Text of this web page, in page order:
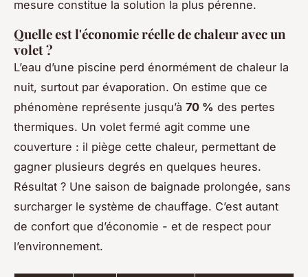
mesure constitue la solution la plus pérenne.
Quelle est l'économie réelle de chaleur avec un
volet ?
L’eau d’une piscine perd énormément de chaleur la
nuit, surtout par évaporation. On estime que ce
phénomène représente jusqu’à 70 % des pertes
thermiques. Un volet fermé agit comme une
couverture : il piège cette chaleur, permettant de
gagner plusieurs degrés en quelques heures.
Résultat ? Une saison de baignade prolongée, sans
surcharger le système de chauffage. C’est autant
de confort que d’économie - et de respect pour
l’environnement.